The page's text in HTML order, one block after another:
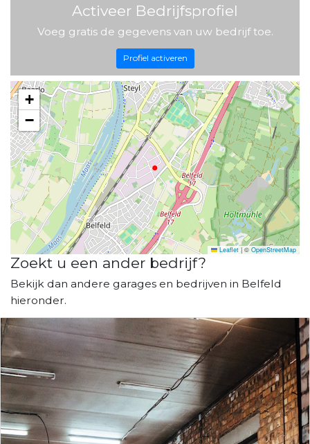
Activeer Bedrijfsprofiel
Voeg gratis de gegevens van uw bedrijf toe.
Profiel activeren
+
−
Leaflet | © OpenStreetMap
Zoekt u een ander bedrijf?
Bekijk dan andere garages en bedrijven in Belfeld
hieronder.